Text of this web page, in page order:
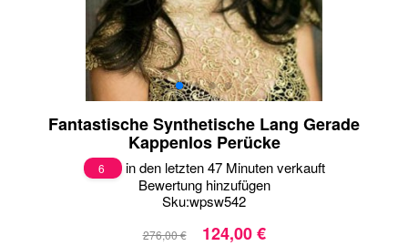
Fantastische Synthetische Lang Gerade
Kappenlos Perücke
6
in den letzten 47 Minuten verkauft
Bewertung hinzufügen
Sku:wpsw542
276,00 € 124,00 €